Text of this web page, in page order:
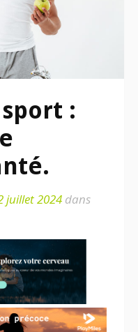
:
juillet 2024 dans